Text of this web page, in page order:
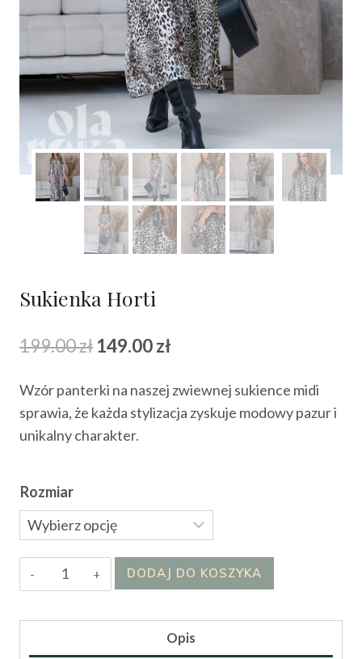
Sukienka Horti
199.00zł Pierwotna
wynosiła:
199.00 zł.
149.00zł
wynosi:
Wzór panterki na naszej zwiewnej sukience midi
sprawia, że każda stylizacja zyskuje modowy pazur i
unikalny charakter.
Rozmiar
ilość
Sukienka
DODAJ DO KOSZYKA
Opis